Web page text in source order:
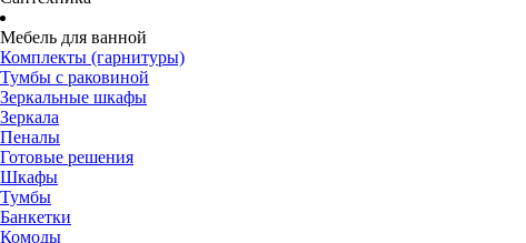
Мебель для ванной
Комплекты (гарнитуры)
Тумбы с раковиной
Зеркальные шкафы
Зеркала
Пеналы
Готовые решения
Шкафы
Тумбы
Банкетки
Комоды